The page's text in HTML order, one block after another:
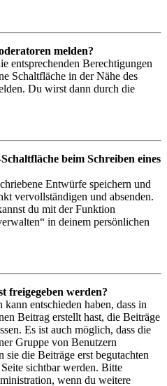
melden?
entsprechenden Berechtigungen
Schaltfläche in der Nähe des
Du wirst dann durch die
beim Schreiben eines
Entwürfe speichern und
vervollständigen und absenden.
du mit der Funktion
in deinem persönlichen
freigegeben werden?
entschieden haben, dass in
Beitrag erstellt hast, die Beiträge
Es ist auch möglich, dass die
Gruppe von Benutzern
sie die Beiträge erst begutachten
sichtbar werden. Bitte
wenn du weitere